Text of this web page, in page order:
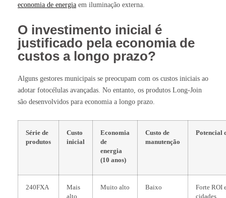
economia de energia em iluminação externa.
O investimento inicial é
justificado pela economia de
custos a longo prazo?
Alguns gestores municipais se preocupam com os custos iniciais ao
adotar fotocélulas avançadas. No entanto, os produtos Long-Join
são desenvolvidos para economia a longo prazo.
Série de
produtos
Custo
inicial
Economia
de
energia
(10 anos)
Custo de
manutenção
Potencial
240FXA
Mais
alto
Muito alto Baixo
Forte ROI
cidades